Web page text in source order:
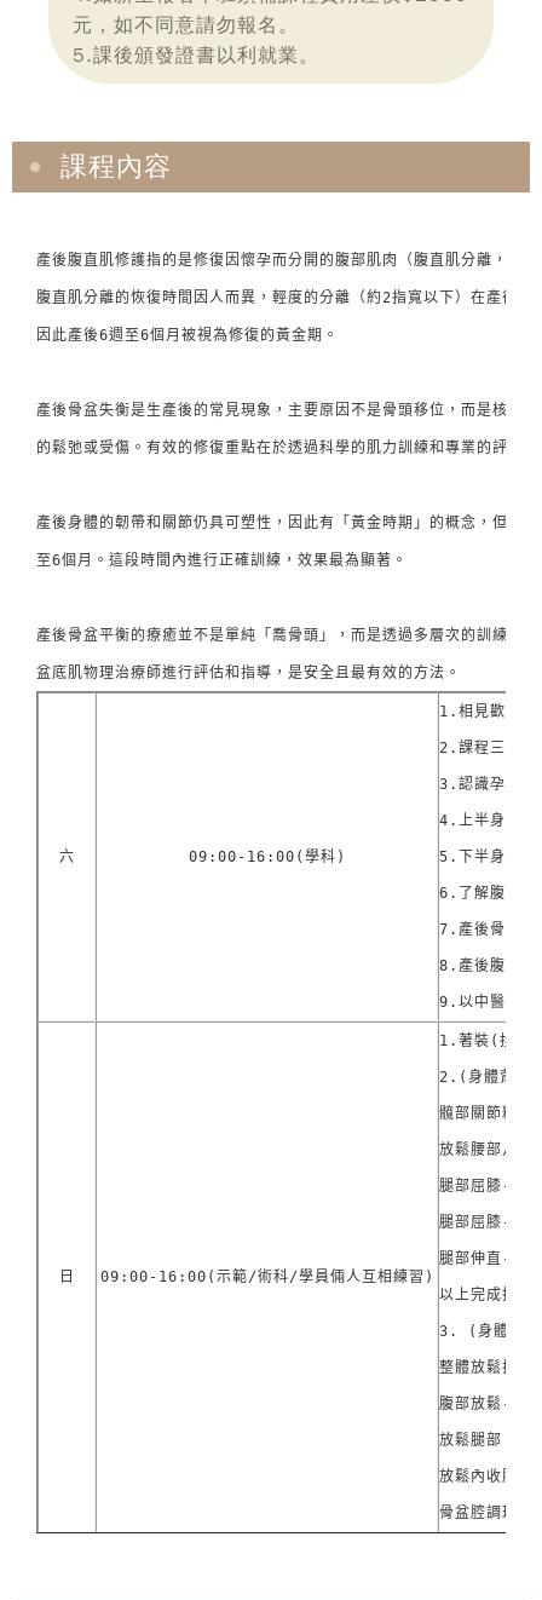
元，如不同意請勿報名。
5.課後頒發證書以利就業。
課程內容
產後腹直肌修護指的是修復因懷孕而分開的腹部肌肉（腹直肌分
腹直肌分離的恢復時間因人而異，輕度的分離（約2指寬以下）在產後6
因此產後6週至6個月被視為修復的黃金期。
產後骨盆失衡是生產後的常見現象，主要原因不是骨頭移位，而是核心
的鬆弛或受傷。有效的修復重點在於透過科學的肌力訓練和專業的評估
產後身體的韌帶和關節仍具可塑性，因此有「黃金時期」的概念，但隨
至6個月。這段時間內進行正確訓練，效果最為顯著。
產後骨盆平衡的療癒並不是單純「喬骨頭」，而是透過多層次的訓練和
盆底肌物理治療師進行評估和指導，是安全且最有效的方法。
六 09:00-16:00(學科)
1.相見歡(老
2.課程三大核
3.認識孕期產
4.上半身-自
5.下半身-骨
6.了解腹部4
7.產後骨盆校
8.產後腹直肌
9.以中醫角度
日 09:00-16:00(示範/術科/學員倆人互相練習)
1.著裝(換緊
2.(身體背部
髖部關節釋放
放鬆腰部八髎
腿部屈膝-加
腿部屈膝-加
腿部伸直-放
以上完成換另
3. (身體正面
整體放鬆搖晃
腹部放鬆-腹
放鬆腿部、放
放鬆內收肌、
骨盆腔調理-